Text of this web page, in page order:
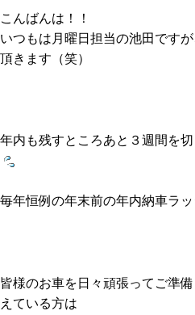
こんばんは！！
いつもは月曜日担当の池田です
頂きます（笑）
年内も残すところあと３週間を
毎年恒例の年末前の年内納車ラッ
皆様のお車を日々頑張ってご準
えている方は